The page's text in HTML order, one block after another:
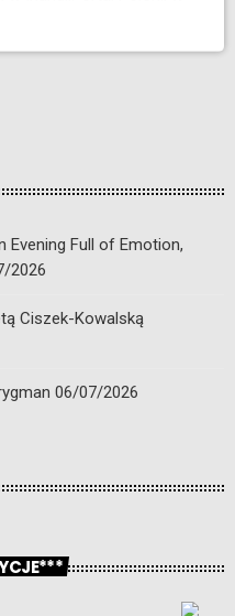
Evening Full of Emotion,
2026
Ciszek-Kowalską
06/07/2026